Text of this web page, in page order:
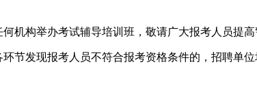
机构举办考试辅导培训班，敬请广大报考人员提
节发现报考人员不符合报考资格条件的，招聘单